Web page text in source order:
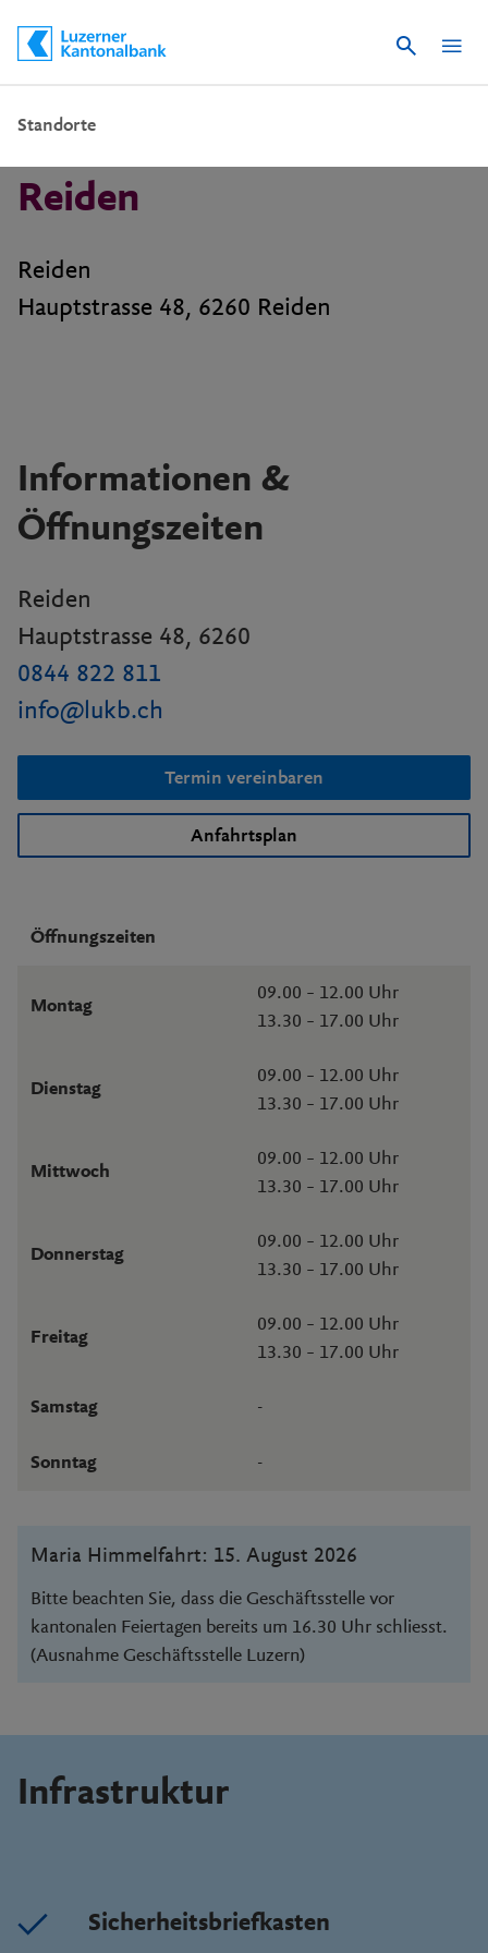
Suche
Standorte
Reiden
Reiden
Hauptstrasse 48, 6260 Reiden
Informationen &
Öffnungszeiten
Reiden
Hauptstrasse 48, 6260
0844 822 811
info@lukb.ch
Termin vereinbaren
Anfahrtsplan
Öffnungszeiten
Montag
09.00 – 12.00 Uhr
13.30 – 17.00 Uhr
Dienstag
09.00 – 12.00 Uhr
13.30 – 17.00 Uhr
Mittwoch
09.00 – 12.00 Uhr
13.30 – 17.00 Uhr
Donnerstag
09.00 – 12.00 Uhr
13.30 – 17.00 Uhr
Freitag
09.00 – 12.00 Uhr
13.30 – 17.00 Uhr
Samstag -
Sonntag -
Maria Himmelfahrt: 15. August 2026
Bitte beachten Sie, dass die Geschäftsstelle vor
kantonalen Feiertagen bereits um 16.30 Uhr schliesst.
(Ausnahme Geschäftsstelle Luzern)
Infrastruktur
Sicherheitsbriefkasten